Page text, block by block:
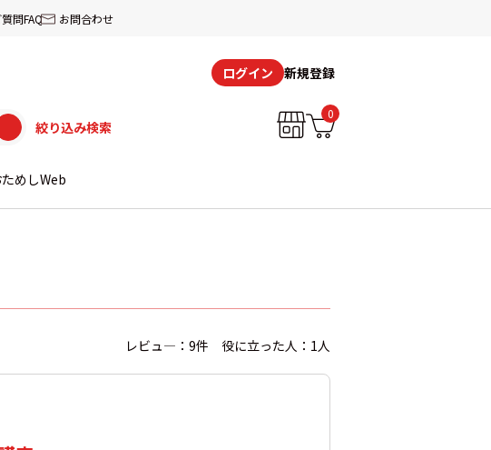
問FAQ お問合わせ
ログイン 新規登録
絞り込み検索
0
ためしWeb
レビュ―：9件 役に立った人：1人